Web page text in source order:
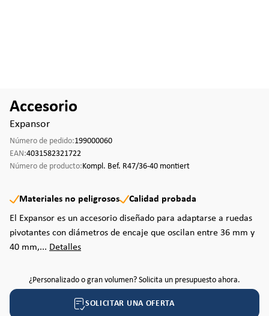
Accesorio
Expansor
Número de pedido:199000060
EAN:4031582321722
Número de producto:Kompl. Bef. R47/36-40 montiert
Materiales no peligrosos
Calidad probada
El Expansor es un accesorio diseñado para adaptarse a ruedas
pivotantes con diámetros de encaje que oscilan entre 36 mm y
40 mm,... Detalles
¿Personalizado o gran volumen? Solicita un presupuesto ahora.
SOLICITAR UNA OFERTA